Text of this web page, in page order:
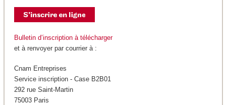
Bulletin d’inscription à télécharger
et à renvoyer par courrier à :
Cnam Entreprises
Service inscription - Case B2B01
292 rue Saint-Martin
75003 Paris